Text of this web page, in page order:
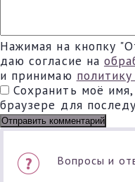
Нажимая на кнопку
даю согласие на
и принимаю
Сохранить моё
браузере для
Вопросы и